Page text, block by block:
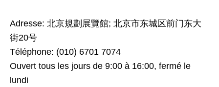
Adresse: 北京規劃展覽館; 北京市东城区前门东大
街20号
Téléphone: (010) 6701 7074
Ouvert tous les jours de 9:00 à 16:00, fermé le
lundi